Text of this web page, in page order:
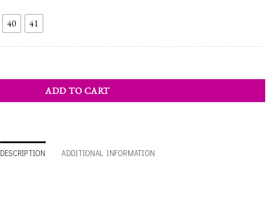
40 41
ADD TO CART
DESCRIPTION ADDITIONAL INFORMATION